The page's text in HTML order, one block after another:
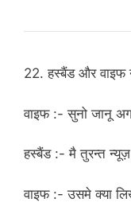
22. हस्बैंड और वाइफ
वाइफ :- सुनो जानू
हस्बैंड :- मै तुरन्त
वाइफ :- उसमे क्या